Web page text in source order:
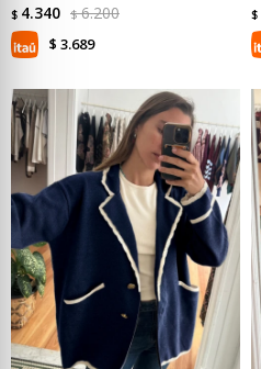
$ 4.340 $ 6.200
$ 3.689
$